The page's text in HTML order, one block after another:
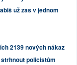
už zas v jednom
2139 nových nákaz
policistům